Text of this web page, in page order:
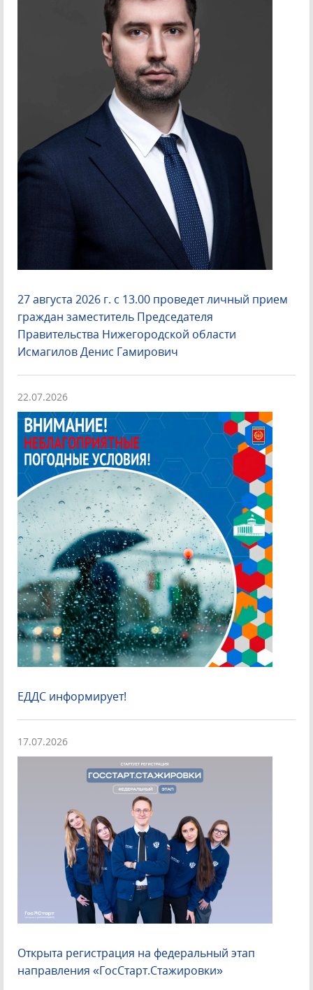
27 августа 2026 г. с 13.00 проведет личный прием
граждан заместитель Председателя
Правительства Нижегородской области
Исмагилов Денис Гамирович
22.07.2026
ЕДДС информирует!
17.07.2026
Открыта регистрация на федеральный этап
направления «ГосСтарт.Стажировки»